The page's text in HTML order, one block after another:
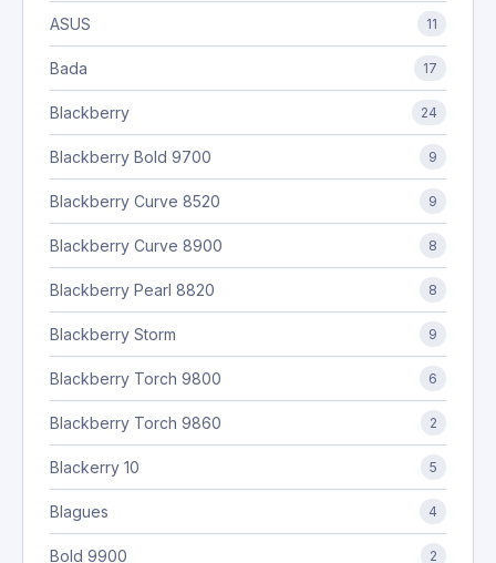
ASUS 11
Bada 17
Blackberry 24
Blackberry Bold 9700 9
Blackberry Curve 8520 9
Blackberry Curve 8900 8
Blackberry Pearl 8820 8
Blackberry Storm 9
Blackberry Torch 9800 6
Blackberry Torch 9860 2
Blackerry 10 5
Blagues 4
Bold 9900 2